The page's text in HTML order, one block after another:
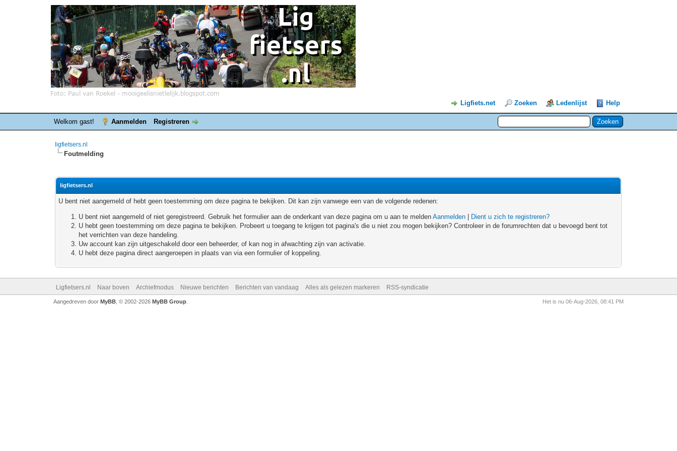
Ligfiets.net Zoeken Ledenlijst Help
Welkom gast! Aanmelden Registreren
ligfietsers.nl
Foutmelding
ligfietsers.nl
U bent niet aangemeld of hebt geen toestemming om deze pagina te bekijken. Dit kan zijn vanwege een van de volgende redenen:
U bent niet aangemeld of niet geregistreerd. Gebruik het formulier aan de onderkant van deze pagina om u aan te meldenAanmelden
Dient u zich te registreren?
U hebt geen toestemming om deze pagina te bekijken. Probeert u toegang te krijgen tot pagina's die u niet zou mogen bekijken? Controleer in de forumrechten dat u bevoegd bent tot
het verrichten van deze handeling.
Uw account kan zijn uitgeschakeld door een beheerder, of kan nog in afwachting zijn van activatie.
U hebt deze pagina direct aangeroepen in plaats van via een formulier of koppeling.
Ligfietsers.nl Naar boven Archiefmodus Nieuwe berichten Berichten van vandaag Alles als gelezen markeren RSS-syndicatie
Het is nu 06-Aug-2026, 08:41 PM
Aangedreven door MyBB, © 2002-2026 MyBB Group.